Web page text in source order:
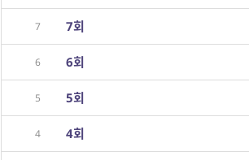
7 7회
6 6회
5 5회
4 4회